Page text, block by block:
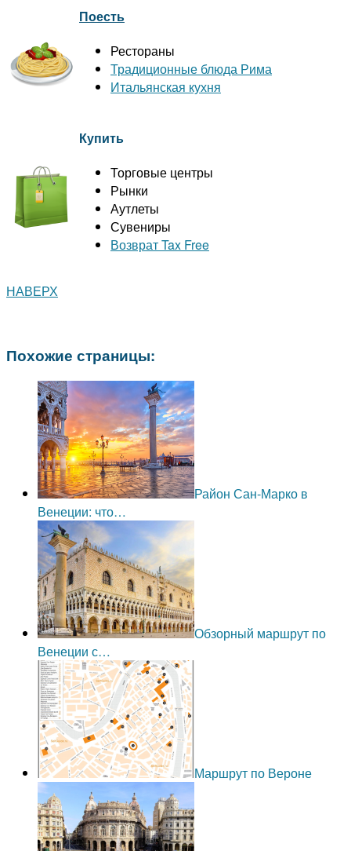
Поесть
Рестораны
Традиционные блюда Рима
Итальянская кухня
Купить
Торговые центры
Рынки
Аутлеты
Сувениры
Возврат Tax Free
НАВЕРХ
Похожие страницы:
Район Сан-Марко в
Венеции: что…
Обзорный маршрут по
Венеции с…
Маршрут по Вероне